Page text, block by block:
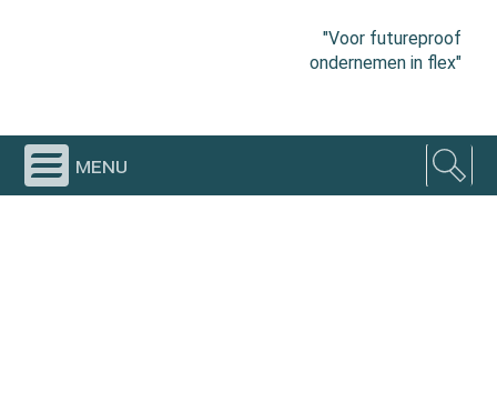
"Voor futureproof
ondernemen in flex"
menu